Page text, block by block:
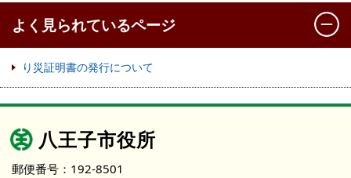
よく見られているページ
り災証明書の発行について
八王子市役所
郵便番号：192-8501